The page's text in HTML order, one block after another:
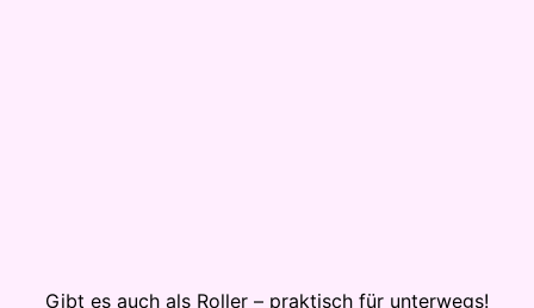
Gibt es auch als Roller – praktisch für unterwegs!